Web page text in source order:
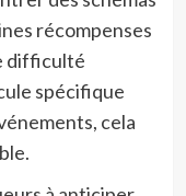
récompenses
difficulté
spécifique
cela